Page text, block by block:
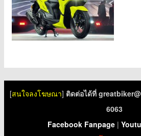
[สนใจลงโฆษณา] ติดต่อได้ที่
6063
Facebook Fanpage |